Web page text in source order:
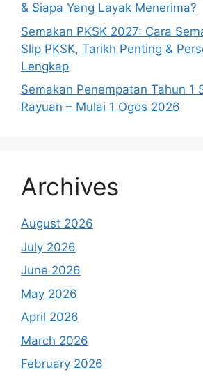
& Siapa Yang Layak Menerima?
Semakan PKSK 2027: Cara
Slip PKSK, Tarikh Penting &
Lengkap
Semakan Penempatan Tahun 1
Rayuan – Mulai 1 Ogos 2026
Archives
August 2026
July 2026
June 2026
May 2026
April 2026
March 2026
February 2026